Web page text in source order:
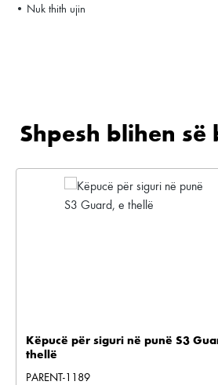
• Nuk thith ujin
Shpesh blihen
Kalo galerinë e produktit
Këpucë për siguri në punë S3
thellë
PARENT-1189